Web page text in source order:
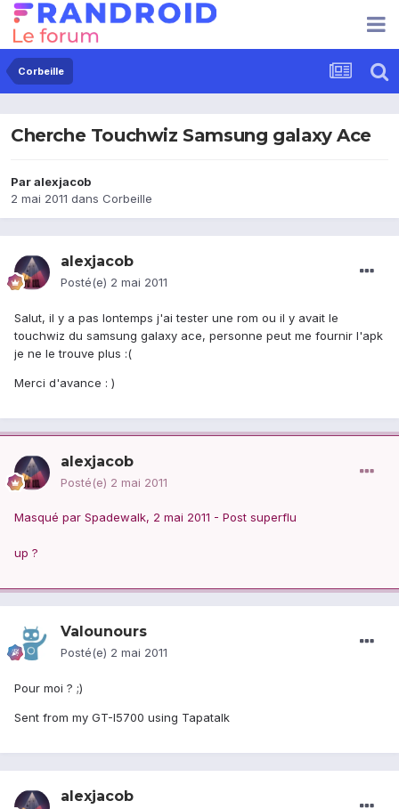
Corbeille
Cherche Touchwiz Samsung galaxy Ace
Paralexjacob
2 mai 2011 dans Corbeille
alexjacob
Posté(e) 2 mai 2011
Salut, il y a pas lontemps j'ai tester une rom ou il y avait le
touchwiz du samsung galaxy ace, personne peut me fournir l'apk
je ne le trouve plus :(
Merci d'avance : )
alexjacob
Posté(e) 2 mai 2011
Masqué par Spadewalk, 2 mai 2011 - Post superflu
up ?
Valounours
Posté(e) 2 mai 2011
Pour moi ? ;)
Sent from my GT-I5700 using Tapatalk
alexjacob